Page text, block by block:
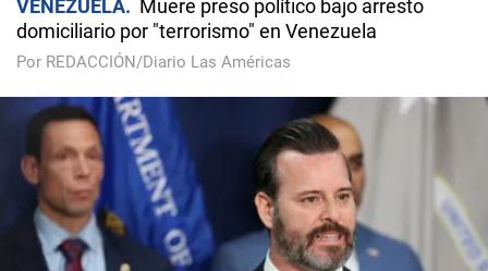
VENEZUELA
Muere preso político bajo arresto
domiciliario por "terrorismo" en Venezuela
Por REDACCIÓN/Diario Las Américas